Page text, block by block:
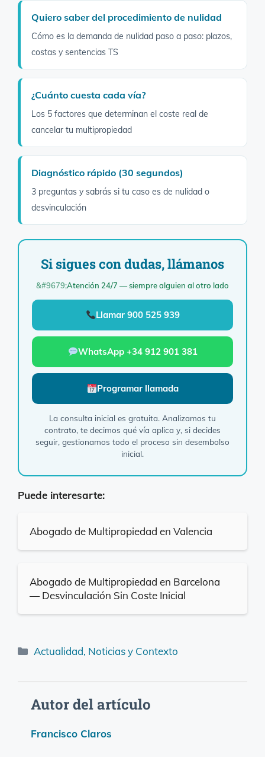
Quiero saber del procedimiento de nulidad
Cómo es la demanda de nulidad paso a paso: plazos,
costas y sentencias TS
¿Cuánto cuesta cada vía?
Los 5 factores que determinan el coste real de
cancelar tu multipropiedad
Diagnóstico rápido (30 segundos)
3 preguntas y sabrás si tu caso es de nulidad o
desvinculación
Si sigues con dudas, llámanos
Atención 24/7 — siempre alguien al otro lado
Llamar 900 525 939
WhatsApp +34 912 901 381
Programar llamada
La consulta inicial es gratuita. Analizamos tu
contrato, te decimos qué vía aplica y, si decides
seguir, gestionamos todo el proceso sin desembolso
inicial.
Puede interesarte:
Abogado de Multipropiedad en Valencia
Abogado de Multipropiedad en Barcelona
— Desvinculación Sin Coste Inicial
Categorías
Actualidad, Noticias y Contexto
Autor del artículo
Francisco Claros